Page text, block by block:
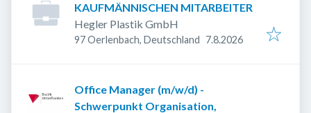
KAUFMÄNNISCHEN MITARBEITER
Hegler Plastik GmbH
97 Oerlenbach, Deutschland Veröffentlicht:
7.8.2026
Office Manager (m/w/d) -
Schwerpunkt Organisation,